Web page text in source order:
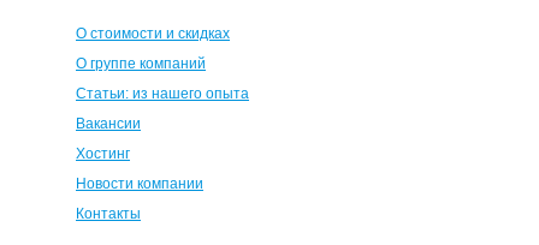
О стоимости и скидках
О группе компаний
Статьи: из нашего опыта
Вакансии
Хостинг
Новости компании
Контакты